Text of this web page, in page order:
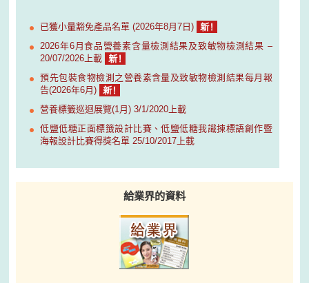
已獲小量豁免產品名單 (2026年8月7日)
2026年6月食品營養素含量檢測結果及致敏物檢測結果 –
20/07/2026上載
預先包裝食物檢測之營養素含量及致敏物檢測結果每月報
告(2026年6月)
營養標籤巡迴展覽(1月) 3/1/2020上載
低鹽低糖正面標籤設計比賽、低鹽低糖我識揀標語創作暨
海報設計比賽得獎名單 25/10/2017上載
給業界的資料